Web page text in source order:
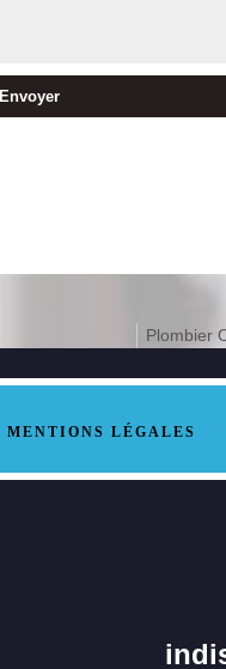
Plombier
MENTIONS LÉGALES